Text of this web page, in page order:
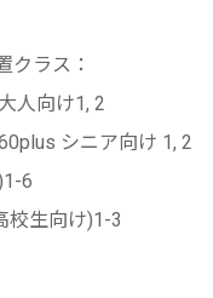
クラス：
人向け1, 2
シニア向け 1, 2
6
校生向け)1-3